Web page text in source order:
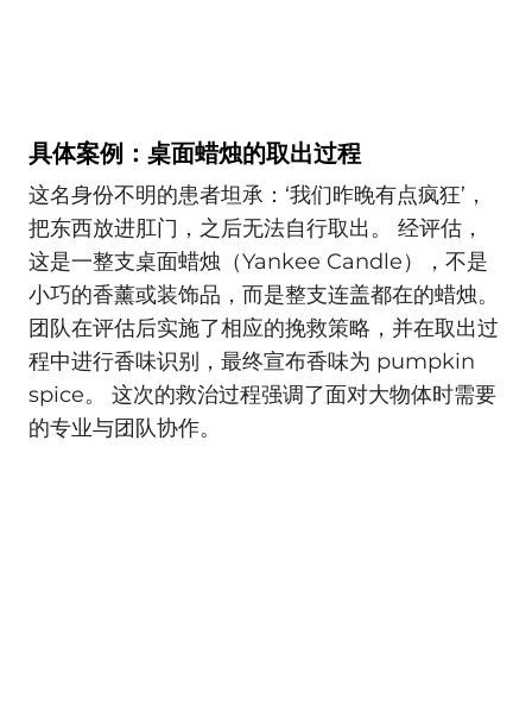
具体案例：桌面蜡烛的取出过程
这名身份不明的患者坦承：‘我们昨晚有点疯狂’，
把东西放进肛门，之后无法自行取出。 经评估，
这是一整支桌面蜡烛（Yankee Candle），不是
小巧的香薰或装饰品，而是整支连盖都在的蜡烛。
团队在评估后实施了相应的挽救策略，并在取出过
程中进行香味识别，最终宣布香味为 pumpkin
spice。 这次的救治过程强调了面对大物体时需要
的专业与团队协作。